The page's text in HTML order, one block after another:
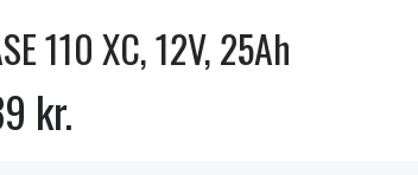
110 XC, 12V, 25Ah
kr.